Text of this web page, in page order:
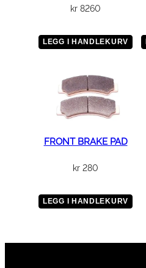
kr 8260
LEGG I HANDLEKURV
FRONT BRAKE PAD
kr 280
LEGG I HANDLEKURV